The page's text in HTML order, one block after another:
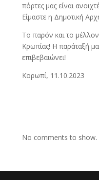
πόρτες μας είναι
Είμαστε η Δημοτική
Το παρόν και το
Κρωπίας! Η παράταξή
επιβεβαιώνει!
Koρωπί, 11.10.2023
No comments to show.